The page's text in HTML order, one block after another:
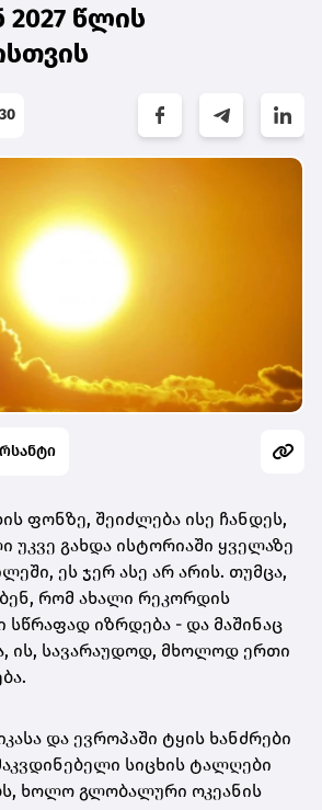
2027 წლის
ფონზე, შეიძლება ისე ჩანდეს,
უკვე გახდა ისტორიაში ყველაზე
ეს ჯერ ასე არ არის. თუმცა,
რომ ახალი რეკორდის
სწრაფად იზრდება - და მაშინაც
ის, სავარაუდოდ, მხოლოდ ერთი
და ევროპაში ტყის ხანძრები
სიცხის ტალღები
ხოლო გლობალური ოკეანის